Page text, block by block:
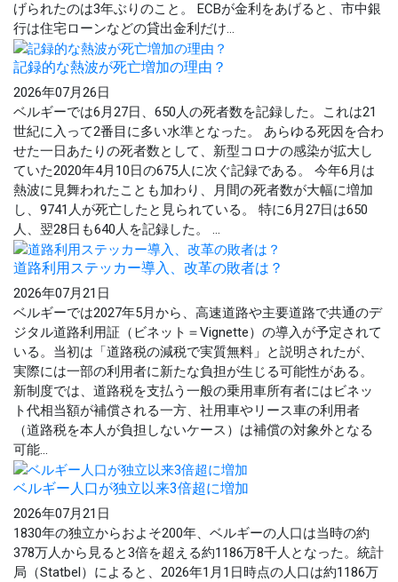
げられたのは3年ぶりのこと。 ECBが金利をあげると、市中銀
行は住宅ローンなどの貸出金利だけ...
記録的な熱波が死亡増加の理由？
2026年07月26日
ベルギーでは6月27日、650人の死者数を記録した。これは21
世紀に入って2番目に多い水準となった。 あらゆる死因を合わ
せた一日あたりの死者数として、新型コロナの感染が拡大し
ていた2020年4月10日の675人に次ぐ記録である。 今年6月は
熱波に見舞われたことも加わり、月間の死者数が大幅に増加
し、9741人が死亡したと見られている。 特に6月27日は650
人、翌28日も640人を記録した。 ...
道路利用ステッカー導入、改革の敗者は？
2026年07月21日
ベルギーでは2027年5月から、高速道路や主要道路で共通のデ
ジタル道路利用証（ビネット＝Vignette）の導入が予定されて
いる。当初は「道路税の減税で実質無料」と説明されたが、
実際には一部の利用者に新たな負担が生じる可能性がある。
新制度では、道路税を支払う一般の乗用車所有者にはビネッ
ト代相当額が補償される一方、社用車やリース車の利用者
（道路税を本人が負担しないケース）は補償の対象外となる
可能...
ベルギー人口が独立以来3倍超に増加
2026年07月21日
1830年の独立からおよそ200年、ベルギーの人口は当時の約
378万人から見ると3倍を超える約1186万8千人となった。統計
局（Statbel）によると、2026年1月1日時点の人口は約1186万